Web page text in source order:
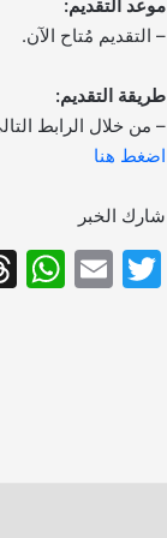
موعد التقديم:
– التقديم مُتاح الآن.
طريقة التقديم:
– من خلال الرابط
اضغط هنا
شارك الخبر
T
E
W